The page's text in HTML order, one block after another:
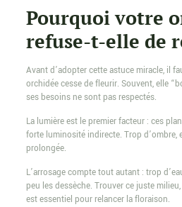
Pourquoi votre
refuse-t-elle de
Avant d’adopter cette astuce miracle, il
orchidée cesse de fleurir. Souvent, elle
ses besoins ne sont pas respectés.
La lumière est le premier facteur : ces
forte luminosité indirecte. Trop d’ombre,
prolongée.
L’arrosage compte tout autant : trop
peu les dessèche. Trouver ce juste
est essentiel pour relancer la floraison.